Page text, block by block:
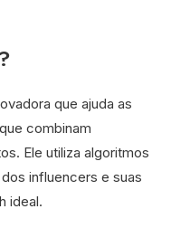
que ajuda as
combinam
Ele utiliza algoritmos
influencers e suas
ideal.